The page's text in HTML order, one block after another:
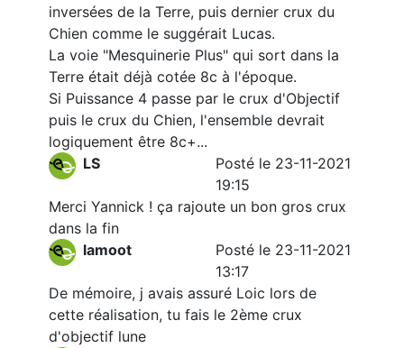
inversées de la Terre, puis dernier crux du
Chien comme le suggérait Lucas.
La voie "Mesquinerie Plus" qui sort dans la
Terre était déjà cotée 8c à l'époque.
Si Puissance 4 passe par le crux d'Objectif
puis le crux du Chien, l'ensemble devrait
logiquement être 8c+...
LS
Posté le 23-11-2021
19:15
Merci Yannick ! ça rajoute un bon gros crux
dans la fin
lamoot
Posté le 23-11-2021
13:17
De mémoire, j avais assuré Loic lors de
cette réalisation, tu fais le 2ème crux
d'objectif lune